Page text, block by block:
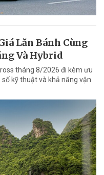
Lăn Bánh Cùng
Và Hybrid
tháng 8/2026 đi kèm ưu
kỹ thuật và khả năng vận